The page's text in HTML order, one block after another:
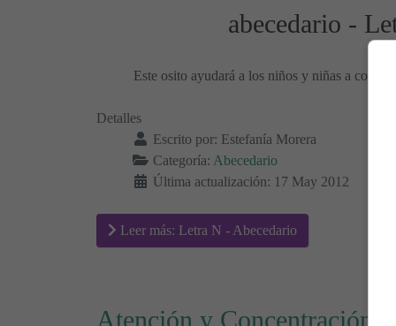
abecedario -
Este osito ayudará a los niños y niñas a
Detalles
Escrito por: Estefanía Morera
Categoría: Abecedario
Última actualización: 17 May 2012
Leer más: Letra N - Abecedario
Atención y Concentración